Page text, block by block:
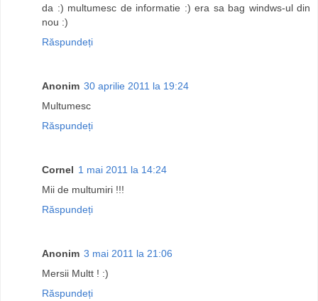
da :) multumesc de informatie :) era sa bag windws-ul din
nou :)
Răspundeți
Anonim 30 aprilie 2011 la 19:24
Multumesc
Răspundeți
Cornel 1 mai 2011 la 14:24
Mii de multumiri !!!
Răspundeți
Anonim 3 mai 2011 la 21:06
Mersii Multt ! :)
Răspundeți